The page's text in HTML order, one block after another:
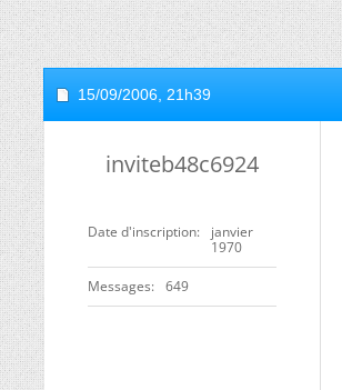
15/09/2006, 21h39
inviteb48c6924
Date d'inscription
janvier
1970
Messages 649